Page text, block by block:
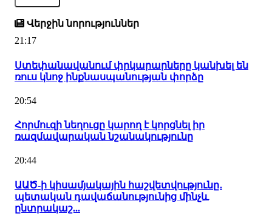
Վերջին նորություններ
21:17
Ստեփանավանում փրկարարները կանխել են
ռուս կնոջ ինքնասպանության փորձը
20:54
Հորմուզի նեղուցը կարող է կորցնել իր
ռազմավարական նշանակությունը
20:44
ԱԱԾ-ի կիսամյակային հաշվետվությունը․
պետական դավաճանությունից մինչև
ընտրակաշ...